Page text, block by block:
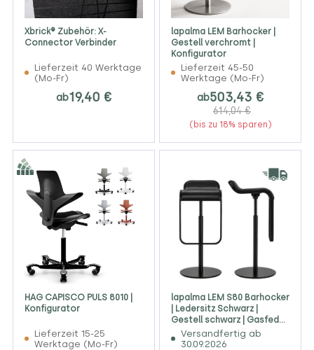
Xbrick® Zubehör: X-
Connector Verbinder
Lieferzeit 40 Werktage
(Mo-Fr)
ab19,40 €
lapalma LEM Barhocker |
Gestell verchromt |
Konfigurator
Lieferzeit 45-50
Werktage (Mo-Fr)
ab503,43 €
614,04 €
(bis zu 18% sparen)
HAG CAPISCO PULS 8010 |
Konfigurator
Lieferzeit 15-25
Werktage (Mo-Fr)
lapalma LEM S80 Barhocker
| Ledersitz Schwarz |
Gestell schwarz | Gasfeder
schwarz
Versandfertig ab
30.09.2026